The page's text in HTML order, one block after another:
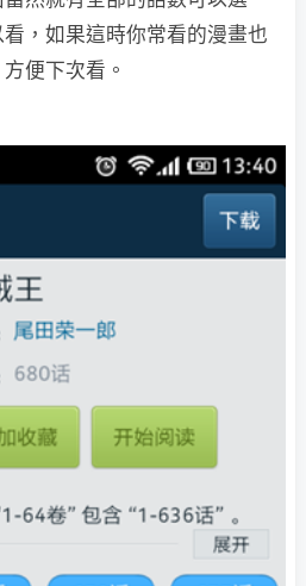
，如果這時你常看的漫畫也
便下次看。